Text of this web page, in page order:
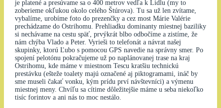
je platené a presúvame sa o 400 metrov vedľa k Lidlu (my to
zoberieme okľukou okolo celého Štúrova). Tu sa už len zvítame,
vybalíme, urobíme foto do prezenčky a cez most Márie Valérie
prechádzame do Ostrihomu. Prehliadku dominanty miestnej baziliky
si nechávame na cestu späť, prvýkrát blbo odbočíme a zistíme, že
nám chýba Vlado a Peter. Vyrieši to telefonát a návrat našej
skupinky, ktorú Ľubo s pomocou GPS navedie na správny smer. Po
spojení pelotónu pokračujeme už po naplánovanej trase na kraj
Ostrihomu, kde máme v miestnom Tescu kratšiu technickú
prestávku (ešteže toalety majú označené aj piktogramami, ináč by
sme museli čakať vonku, kým prídu prví návštevníci) a výmenu
miestnej meny. Chvíľu sa cítime dôležitejšie máme u seba niekoľko
tisíc forintov a ani nás to moc nestálo.